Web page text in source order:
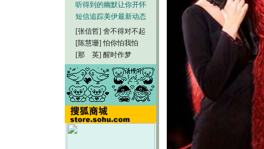
听得到的幽默让你开怀
短信追踪美伊最新动态
[张信哲] 舍不得对不起
[陈慧珊] 怕你怕我怕
[那 英] 醒时作梦